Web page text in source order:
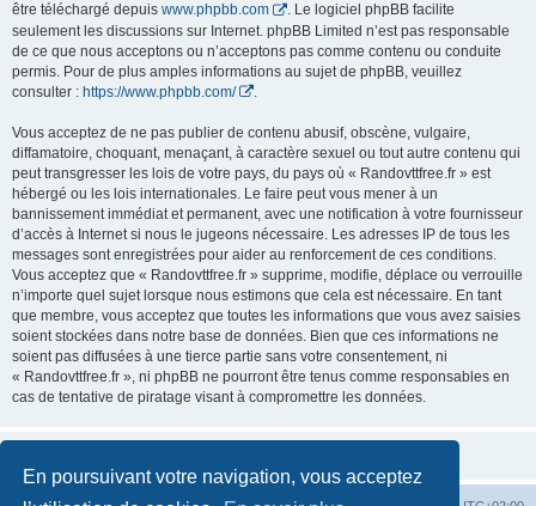
En poursuivant votre navigation, vous acceptez
être téléchargé depuis www.phpbb.com
. Le logiciel phpBB facilite
seulement les discussions sur Internet. phpBB Limited n’est pas responsable
de ce que nous acceptons ou n’acceptons pas comme contenu ou conduite
permis. Pour de plus amples informations au sujet de phpBB, veuillez
consulter : https://www.phpbb.com/
Vous acceptez de ne pas publier de contenu abusif, obscène, vulgaire,
diffamatoire, choquant, menaçant, à caractère sexuel ou tout autre contenu qui
peut transgresser les lois de votre pays, du pays où « Randovttfree.fr » est
hébergé ou les lois internationales. Le faire peut vous mener à un
bannissement immédiat et permanent, avec une notification à votre fournisseur
d’accès à Internet si nous le jugeons nécessaire. Les adresses IP de tous les
messages sont enregistrées pour aider au renforcement de ces conditions.
Vous acceptez que « Randovttfree.fr » supprime, modifie, déplace ou verrouille
n’importe quel sujet lorsque nous estimons que cela est nécessaire. En tant
que membre, vous acceptez que toutes les informations que vous avez saisies
soient stockées dans notre base de données. Bien que ces informations ne
soient pas diffusées à une tierce partie sans votre consentement, ni
« Randovttfree.fr », ni phpBB ne pourront être tenus comme responsables en
cas de tentative de piratage visant à compromettre les données.